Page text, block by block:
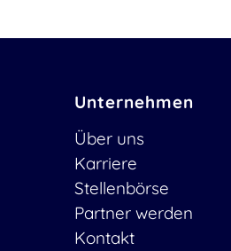
Unternehmen
Über uns
Karriere
Stellenbörse
Partner werden
Kontakt